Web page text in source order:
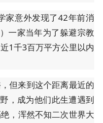
家意外发现了42年前消
一家当年为了躲避宗教
1千3百万平方公里以内
但来到这个距离最近的
，成为他们此生遭遇到
，浑然不知二次世界大